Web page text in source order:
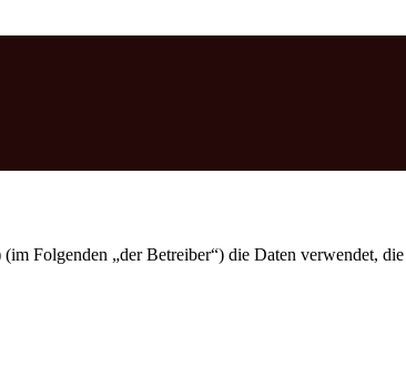
Folgenden „der Betreiber“) die Daten verwendet,